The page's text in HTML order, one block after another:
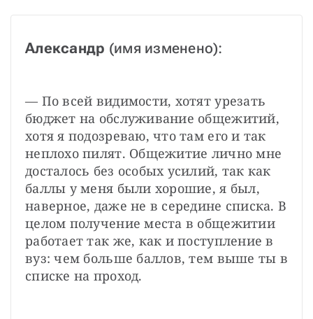
Александр (имя изменено):
— По всей видимости, хотят урезать
бюджет на обслуживание общежитий,
хотя я подозреваю, что там его и так
неплохо пилят. Общежитие лично мне
досталось без особых усилий, так как
баллы у меня были хорошие, я был,
наверное, даже не в середине списка. В
целом получение места в общежитии
работает так же, как и поступление в
вуз: чем больше баллов, тем выше ты в
списке на проход.